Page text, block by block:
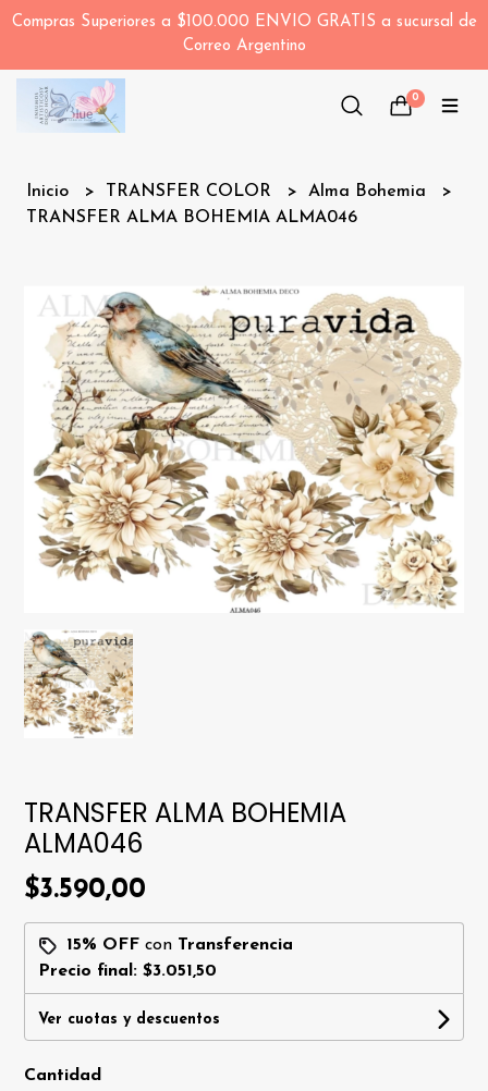
Compras Superiores a $100.000 ENVIO GRATIS a sucursal de
Correo Argentino
0
Inicio TRANSFER COLOR
Alma Bohemia
TRANSFER ALMA BOHEMIA ALMA046
TRANSFER ALMA BOHEMIA
ALMA046
$3.590,00
15% OFF con Transferencia
Precio final:$3.051,50
Ver cuotas y descuentos
Cantidad